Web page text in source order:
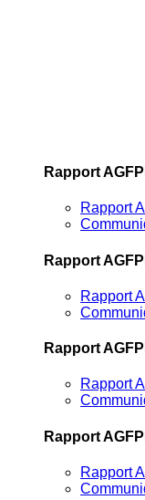
Rapport
Rapport
Rapport
Rapport
Rapport
Rapport
Rapport
Rapport